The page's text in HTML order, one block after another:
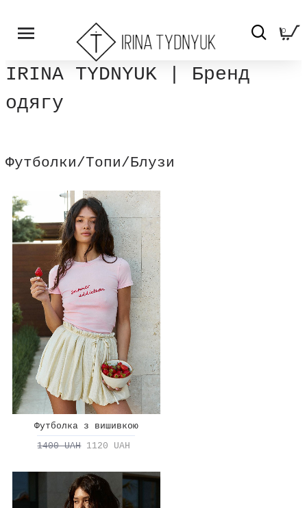
0
IRINA TYDNYUK | Бренд
одягу
Футболки/Топи/Блузи
Футболка з вишивкою
1400 UAH 1120 UAH